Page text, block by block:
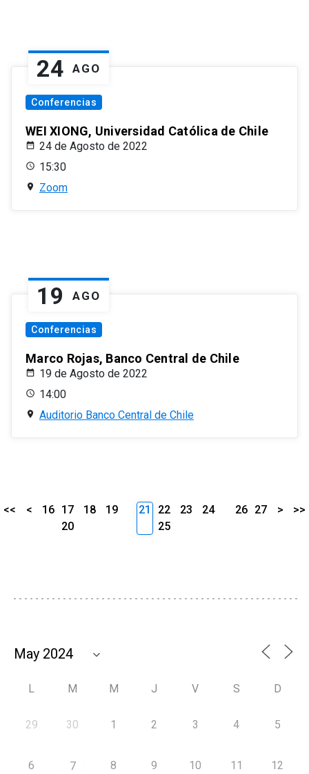
24 AGO
Conferencias
WEI XIONG, Universidad Católica de Chile
24 de Agosto de 2022
15:30
Zoom
19 AGO
Conferencias
Marco Rojas, Banco Central de Chile
19 de Agosto de 2022
14:00
Auditorio Banco Central de Chile
<< < 16 17 18
19
20
21 22 23
24
25
26 27 > >>
L M M J V S D
29 30 1 2 3 4 5
6 7 8 9 10 11 12